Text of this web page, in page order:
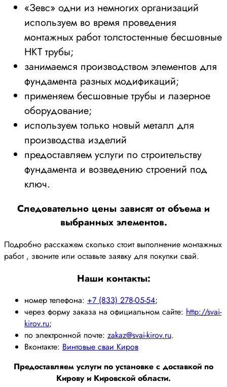
«Зевс» одни из немногих организаций
используем во время проведения
монтажных работ толстостенные бесшовные
НКТ трубы;
занимаемся производством элементов для
фундамента разных модификаций;
применяем бесшовные трубы и лазерное
оборудование;
используем только новый металл для
производства изделий
предоставляем услуги по строительству
фундамента и возведению строений под
ключ.
Следовательно цены зависят от объема и
выбранных элементов.
Подробно расскажем сколько стоит выполнение монтажных
работ , звоните или оставьте заявку для покупки свай.
Наши контакты:
номер телефона: +7 (833) 278-05-54;
через форму заказа на официальном сайте: http://svai-
kirov.ru;
по электронной почте: zakaz@svai-kirov.ru.
Вконтакте: Винтовые сваи Киров
Предоставляем услуги по установке с доставкой по
Кирову и Кировской области.